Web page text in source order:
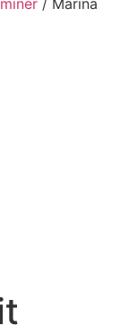
/ Marina